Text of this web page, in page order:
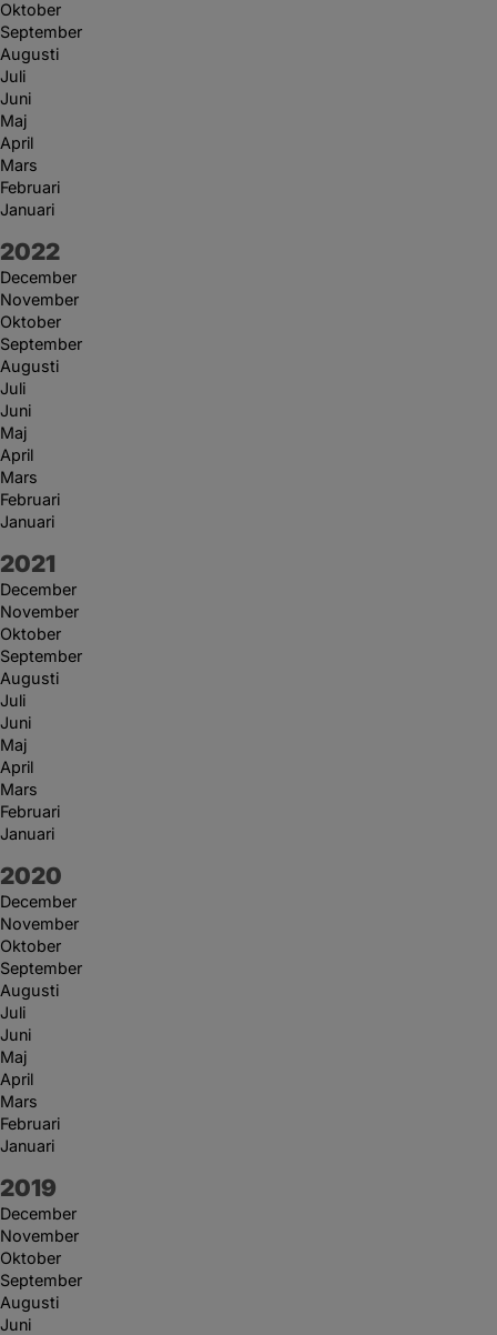
Oktober
September
Augusti
Juli
Juni
Maj
April
Mars
Februari
Januari
År:
2022
December
November
Oktober
September
Augusti
Juli
Juni
Maj
April
Mars
Februari
Januari
År:
2021
December
November
Oktober
September
Augusti
Juli
Juni
Maj
April
Mars
Februari
Januari
År:
2020
December
November
Oktober
September
Augusti
Juli
Juni
Maj
April
Mars
Februari
Januari
År:
2019
December
November
Oktober
September
Augusti
Juni